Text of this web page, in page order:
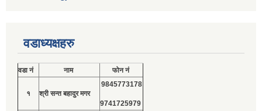
वडाध्यक्षहरु
वडा नं नाम फोन नं
१ श्री सन्त बहादुर मगर
9845773178
9741725979